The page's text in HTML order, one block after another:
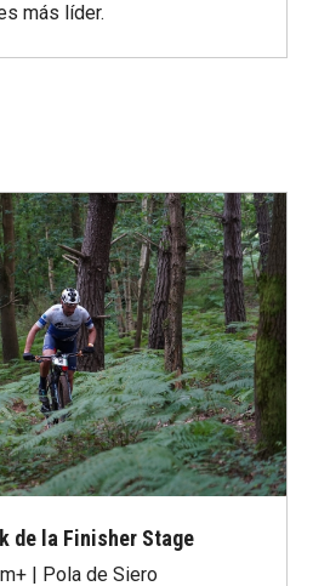
más líder.
de la Finisher Stage
| Pola de Siero